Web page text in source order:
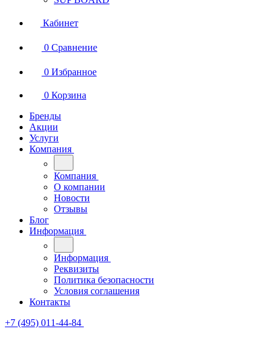
Кабинет
0 Сравнение
0 Избранное
0 Корзина
Бренды
Акции
Услуги
Компания
Компания
О компании
Новости
Отзывы
Блог
Информация
Информация
Реквизиты
Политика безопасности
Условия соглашения
Контакты
+7 (495) 011-44-84